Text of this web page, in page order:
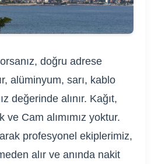
doğru adrese
alüminyum, sarı, kablo
değerinde alınır. Kağıt,
Cam alımımız yoktur.
profesyonel ekiplerimiz,
alır ve anında nakit